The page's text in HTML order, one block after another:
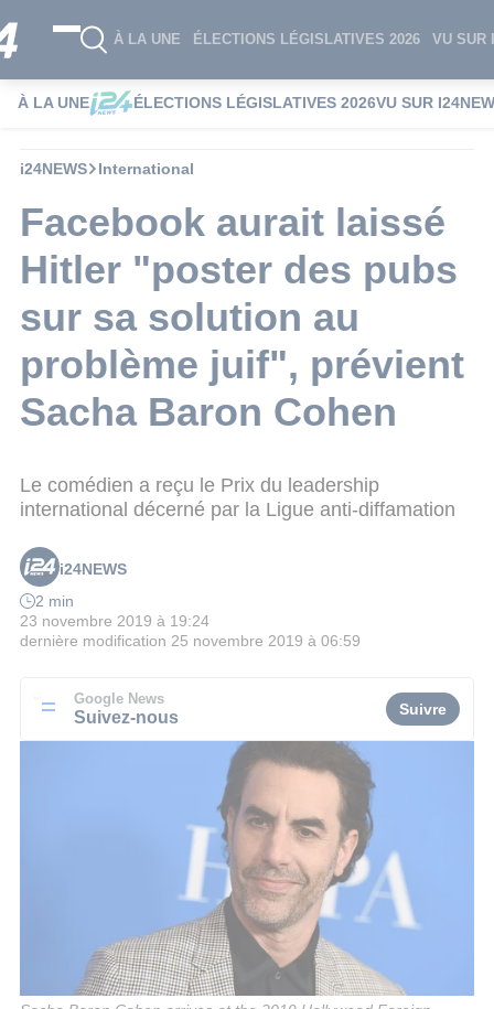
À LA UNE ÉLECTIONS LÉGISLATIVES 2026 VU SUR
À LA UNE ÉLECTIONS LÉGISLATIVES 2026VU SUR
i24NEWS International
Facebook aurait laissé
Hitler "poster des pubs
sur sa solution au
problème juif", prévient
Sacha Baron Cohen
Le comédien a reçu le Prix du leadership
international décerné par la Ligue anti-diffamation
i24NEWS
2 min
23 novembre 2019 à 19:24
dernière modification 25 novembre 2019 à 06:59
Google News
Suivez-nous Suivre